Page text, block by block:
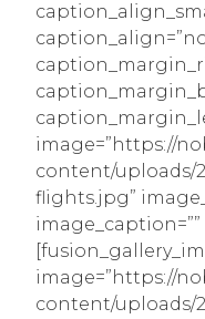
image=”https://
content/uploads/
flights.jpg”
image_caption=””
image=”https://
content/uploads/